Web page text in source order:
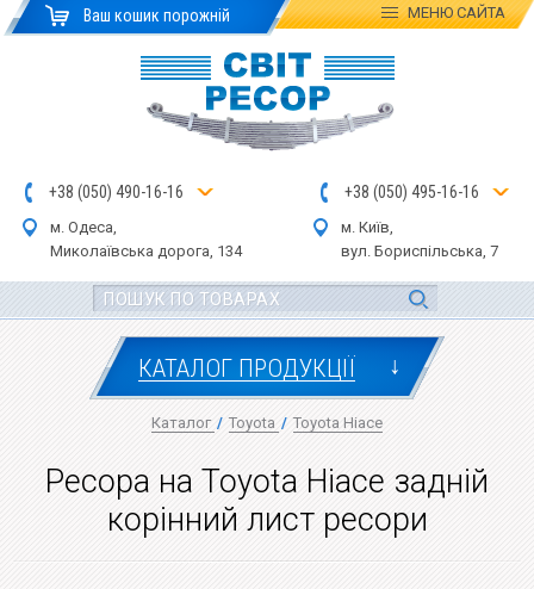
Ваш кошик порожній МЕНЮСАЙТА
+38 (050) 490-16-16
м. Одеса,
Миколаївська дорога, 134
+38 (050) 495-16-16
м. Київ,
вул. Бориспільська, 7
КАТАЛОГ ПРОДУКЦІЇ ↓
Каталог / Toyota / Toyota Hiace
Ресора на Toyota Hiace задній
корінний лист ресори